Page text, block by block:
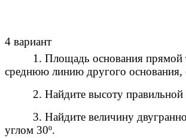
4 вариант
1. Площадь основания
среднюю линию другого основания,
2. Найдите высоту
3. Найдите величину
углом 30º.